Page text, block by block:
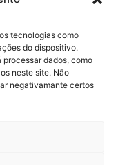
tecnologias como
do dispositivo.
dados, como
neste site. Não
negativamante certos
sucesso